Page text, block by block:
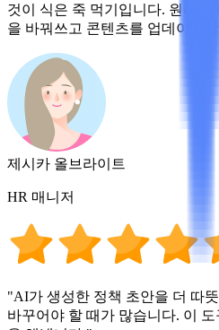
것이 식은 죽 먹기입니다. 원래
을 바꿔쓰고 콘텐츠를 업데이트
제시카 올브라이트
HR 매니저
"AI가 생성한 정책 초안을 더 따
바꾸어야 할 때가 많습니다. 이